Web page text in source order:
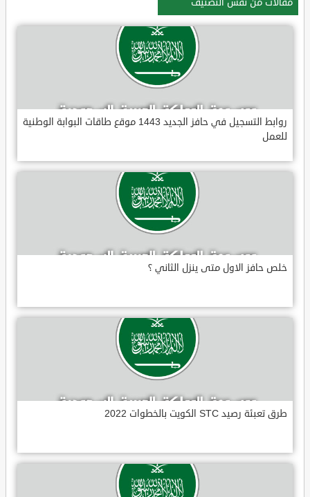
روابط التسجيل في حافز الجديد 1443 موقع طاقات البوابة الوطنية
للعمل
خلص حافز الاول متى ينزل الثاني ؟
طرق تعبئة رصيد STC الكويت بالخطوات 2022